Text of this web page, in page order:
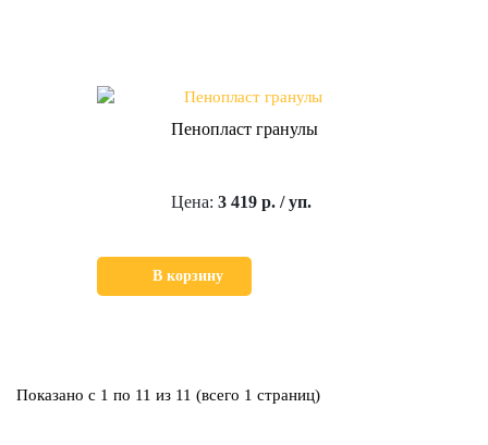
Пенопласт гранулы
Цена: 3 419 р. / уп.
В корзину
Показано с 1 по 11 из 11 (всего 1 страниц)